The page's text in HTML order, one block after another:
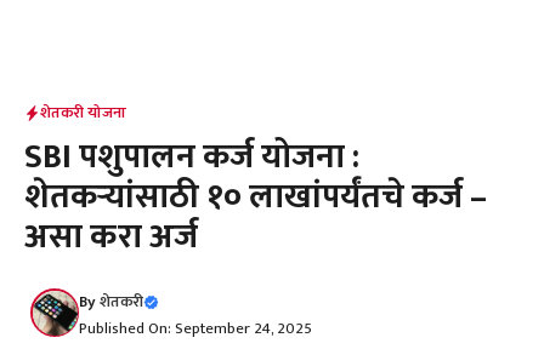
शेतकरी योजना
SBI पशुपालन कर्ज योजना :
शेतकऱ्यांसाठी १० लाखांपर्यंतचे कर्ज –
असा करा अर्ज
Byशेतकरी
Published On: September 24, 2025